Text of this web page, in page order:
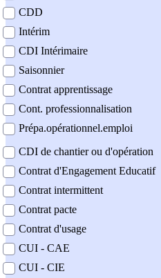
CDD
Intérim
CDI Intérimaire
Saisonnier
Contrat apprentissage
Cont. professionnalisation
Prépa.opérationnel.emploi
CDI de chantier ou d'opération
Contrat d'Engagement Educatif
Contrat intermittent
Contrat pacte
Contrat d'usage
CUI - CAE
CUI - CIE